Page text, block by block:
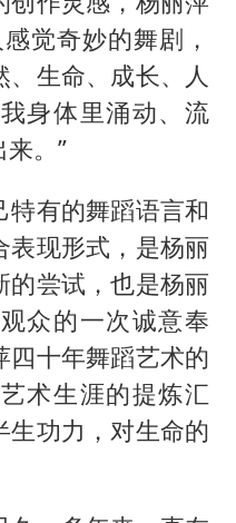
觉奇妙的舞剧，
生命、成长、人
身体里涌动、流
。”
特有的舞蹈语言和
表现形式，是杨丽
的尝试，也是杨丽
众的一次诚意奉
十年舞蹈艺术的
术生涯的提炼汇
功力，对生命的